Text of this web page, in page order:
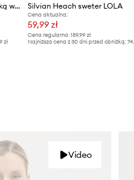
Silvian Heach sweter z domieszką wełny HENRY
zł
Silvian Heach sweter LOLA
Cena aktualna:
59,99 zł
Cena regularna:189,99 zł
Najniższa cena z 30 dni przed obniżką:
Video